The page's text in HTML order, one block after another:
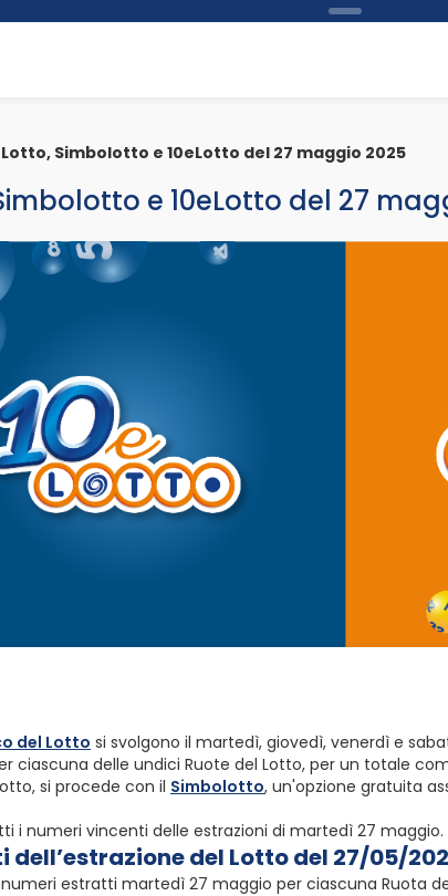
Simbolotto e 10eLotto del 27 maggio 2025
e 10eLotto del 27
del Lotto si svolgono il martedì, giovedì, venerdì e
ciascuna delle undici Ruote del Lotto, per un totale
si procede con il Simbolotto, un'opzione gratuita
i numeri vincenti delle estrazioni di martedì 27 maggio.
dell’estrazione del Lotto del 27/05/
estratti martedì 27 maggio per ciascuna Ruota